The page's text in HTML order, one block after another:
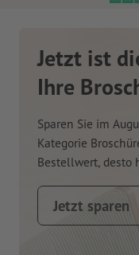
Jetzt ist
Ihre
Sparen Sie im
Kategorie
Bestellwert, desto
Jetzt sparen